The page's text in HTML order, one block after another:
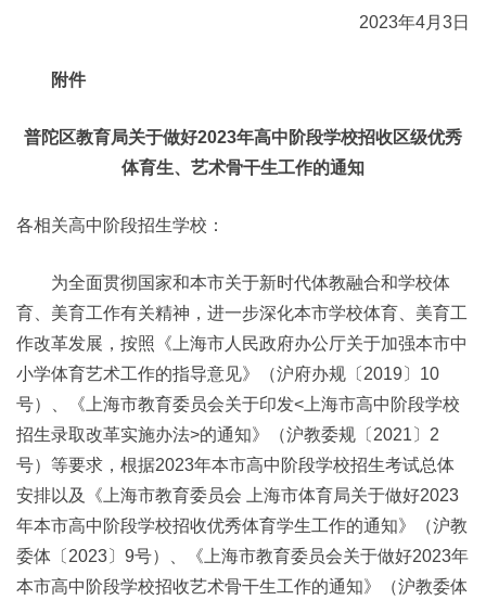
2023年4月3日
附件
普陀区教育局关于做好2023年高中阶段学校招收区级优秀
体育生、艺术骨干生工作的通知
各相关高中阶段招生学校：
为全面贯彻国家和本市关于新时代体教融合和学校体
育、美育工作有关精神，进一步深化本市学校体育、美育工
作改革发展，按照《上海市人民政府办公厅关于加强本市中
小学体育艺术工作的指导意见》（沪府办规〔2019〕10
号）、《上海市教育委员会关于印发<上海市高中阶段学校
招生录取改革实施办法>的通知》（沪教委规〔2021〕2
号）等要求，根据2023年本市高中阶段学校招生考试总体
安排以及《上海市教育委员会 上海市体育局关于做好2023
年本市高中阶段学校招收优秀体育学生工作的通知》（沪教
委体〔2023〕9号）、《上海市教育委员会关于做好2023年
本市高中阶段学校招收艺术骨干生工作的通知》（沪教委体